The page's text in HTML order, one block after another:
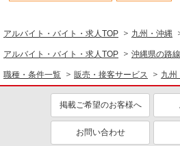
アルバイト・バイト・求人TOP 九州・沖縄
アルバイト・バイト・求人TOP 沖縄県の路線
職種・条件一覧 販売・接客サービス 九州
掲載ご希望のお客様へ
お問い合わせ